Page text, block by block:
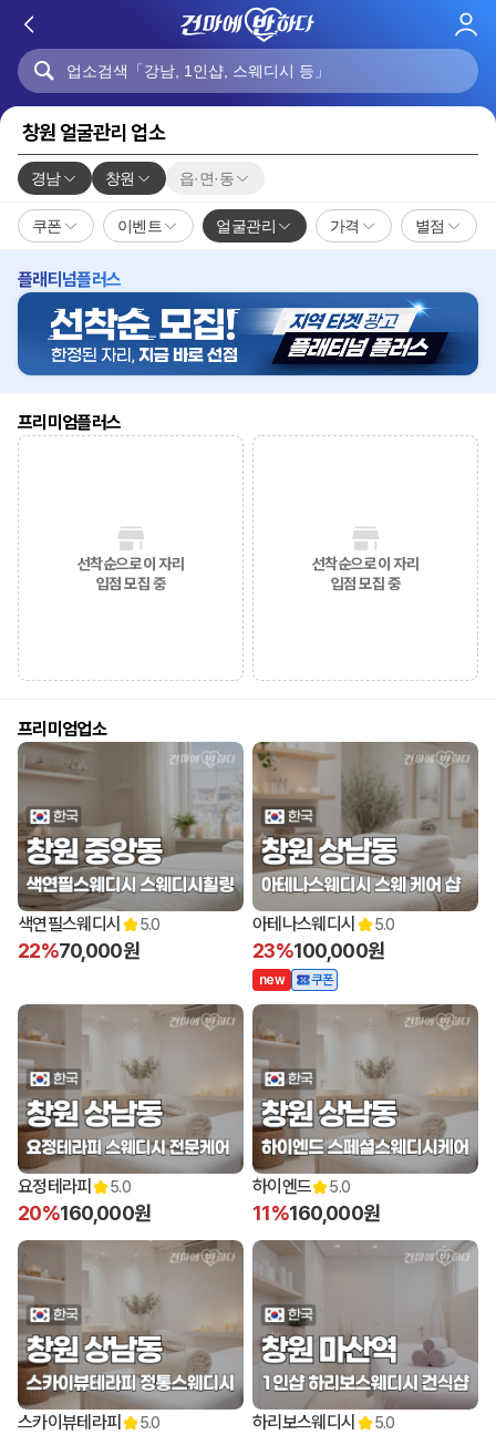
로
창원 얼굴관리 업소
경남 창원 읍·면·동
쿠폰 이벤트 얼굴관리 가격 별점
플래티넘플러스
프리미엄플러스
선착순으로 이 자리
입점 모집 중
선착순으로 이 자리
입점 모집 중
프리미엄업소
색연필스웨디시 5.0
22%70,000원
11:00 오픈
아테나스웨디시 5.0
23%100,000원
new 쿠폰
11:00 오픈
요정테라피 5.0
20%160,000원
12:00 오픈
하이엔드 5.0
11%160,000원
12:00 오픈
스카이뷰테라피 5.0 12:00 오픈
하리보스웨디시 5.0